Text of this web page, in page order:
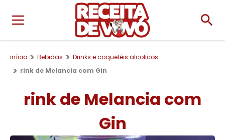
início Bebidas
Drinks e coquetéis alcolicos
rink de Melancia com Gin
rink de Melancia com
Gin